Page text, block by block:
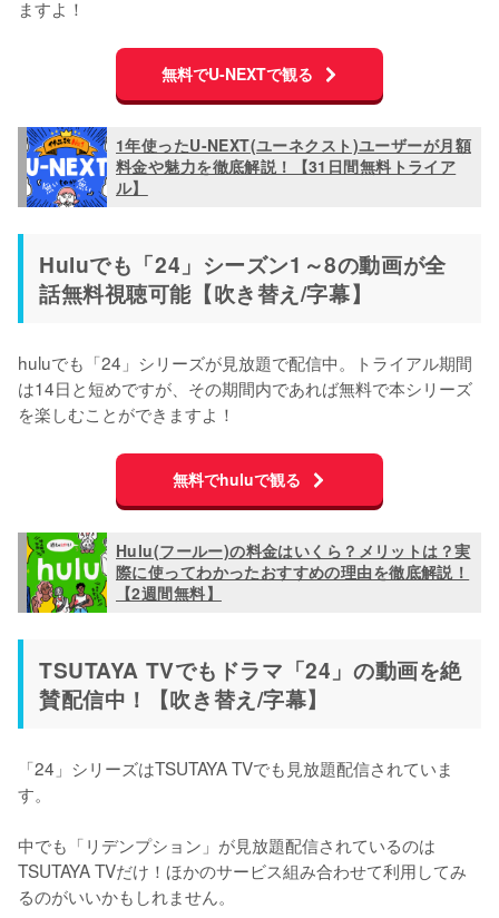
ますよ！
無料でU-NEXTで観る
1年使ったU-NEXT(ユーネクスト)ユーザーが月額
料金や魅力を徹底解説！【31日間無料トライア
ル】
Huluでも「24」シーズン1～8の動画が全
話無料視聴可能【吹き替え/字幕】
huluでも「24」シリーズが見放題で配信中。トライアル期間
は14日と短めですが、その期間内であれば無料で本シリーズ
を楽しむことができますよ！
無料でhuluで観る
Hulu(フールー)の料金はいくら？メリットは？実
際に使ってわかったおすすめの理由を徹底解説！
【2週間無料】
TSUTAYA TVでもドラマ「24」の動画を絶
賛配信中！【吹き替え/字幕】
「24」シリーズはTSUTAYA TVでも見放題配信されていま
す。
中でも「リデンプション」が見放題配信されているのは
TSUTAYA TVだけ！ほかのサービス組み合わせて利用してみ
るのがいいかもしれません。